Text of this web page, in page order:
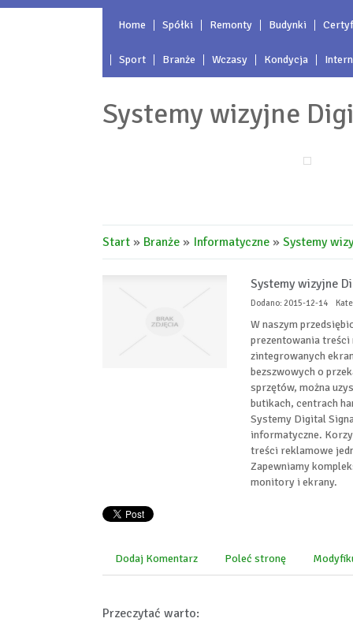
Home Spółki Remonty Budynki
Sport Branże Wczasy Kondycja
Systemy wizyjne
Start » Branże » Informatyczne » Systemy
Systemy wizyjne
Dodano: 2015-12-14
W naszym
prezentowania treści
zintegrowanych
bezszwowych o
sprzętów, można
butikach, centrach
Systemy Digital
informatyczne.
treści reklamowe
Zapewniamy
monitory i ekrany.
Dodaj Komentarz Poleć stronę
Przeczytać warto: